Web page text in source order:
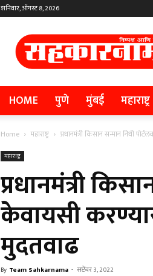
शनिवार, ऑगस्ट 8, 2026
HOME पुणे मुंबई महाराष्ट्र
Home महाराष्ट्र प्रधानमंत्री किसान सन्मान निधी
महाराष्ट्र
प्रधानमंत्री
केवायसी
मुदतवाढ
By Team Sahkarnama - सप्टेंबर 3, 2022